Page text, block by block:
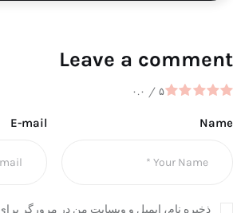
Leave a comment
۰.۰ / ۵
Name
E-mail
ذخیره نام، ایمیل و وبسایت من در مرورگر